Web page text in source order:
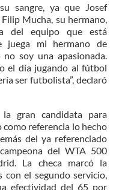
sangre, ya que Josef
Mucha, su hermano,
del equipo que está
juega mi hermano de
soy una apasionada.
el día jugando al fútbol
ser futbolista”, declaró
gran candidata para
referencia lo hecho
del ya referenciado
del WTA 500
La checa marcó la
el segundo servicio,
efectividad del 65 por